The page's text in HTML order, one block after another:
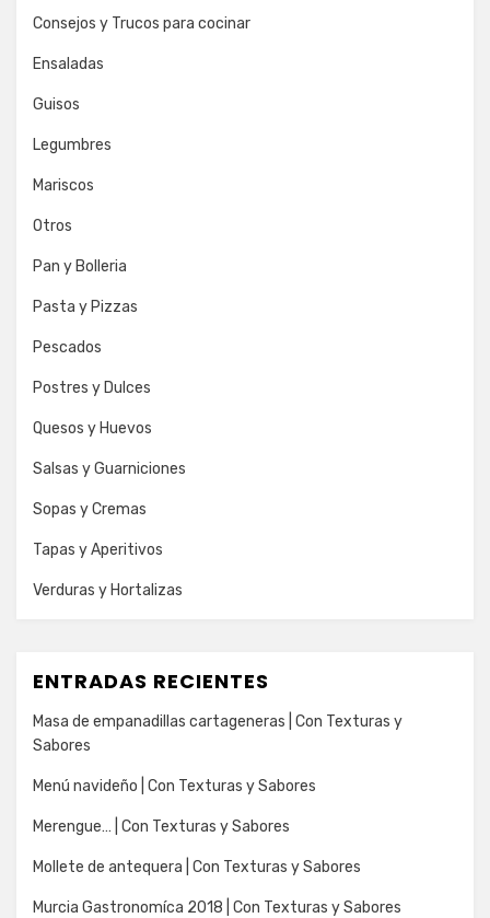
Consejos y Trucos para cocinar
Ensaladas
Guisos
Legumbres
Mariscos
Otros
Pan y Bolleria
Pasta y Pizzas
Pescados
Postres y Dulces
Quesos y Huevos
Salsas y Guarniciones
Sopas y Cremas
Tapas y Aperitivos
Verduras y Hortalizas
ENTRADAS RECIENTES
Masa de empanadillas cartageneras | Con Texturas y
Sabores
Menú navideño | Con Texturas y Sabores
Merengue… | Con Texturas y Sabores
Mollete de antequera | Con Texturas y Sabores
Murcia Gastronomíca 2018 | Con Texturas y Sabores